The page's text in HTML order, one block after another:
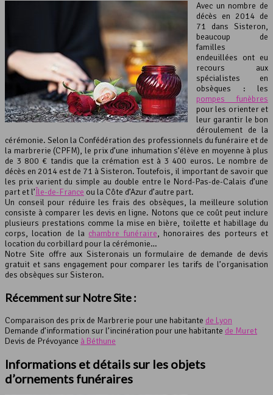
Avec un nombre de
décès en 2014 de
71 dans Sisteron,
beaucoup de
familles
endeuillées ont eu
recours aux
spécialistes en
obsèques : les
pompes funèbres
pour les orienter et
leur garantir le bon
déroulement de la
cérémonie. Selon la Confédération des professionnels du funéraire et de
la marbrerie (CPFM), le prix d’une inhumation s’élève en moyenne à plus
de 3 800 € tandis que la crémation est à 3 400 euros. Le nombre de
décès en 2014 est de 71 à Sisteron. Toutefois, il important de savoir que
les prix varient du simple au double entre le Nord-Pas-de-Calais d’une
part et l’Île-de-France ou la Côte d’Azur d’autre part.
Un conseil pour réduire les frais des obsèques, la meilleure solution
consiste à comparer les devis en ligne. Notons que ce coût peut inclure
plusieurs prestations comme la mise en bière, toilette et habillage du
corps, location de la chambre funéraire, honoraires des porteurs et
location du corbillard pour la cérémonie…
Notre Site offre aux Sisteronais un formulaire de demande de devis
gratuit et sans engagement pour comparer les tarifs de l’organisation
des obsèques sur Sisteron.
Récemment sur Notre Site :
Comparaison des prix de Marbrerie pour une habitante de Lyon
Demande d’information sur l’incinération pour une habitante de Muret
Devis de Prévoyance à Béthune
Informations et détails sur les objets
d’ornements funéraires